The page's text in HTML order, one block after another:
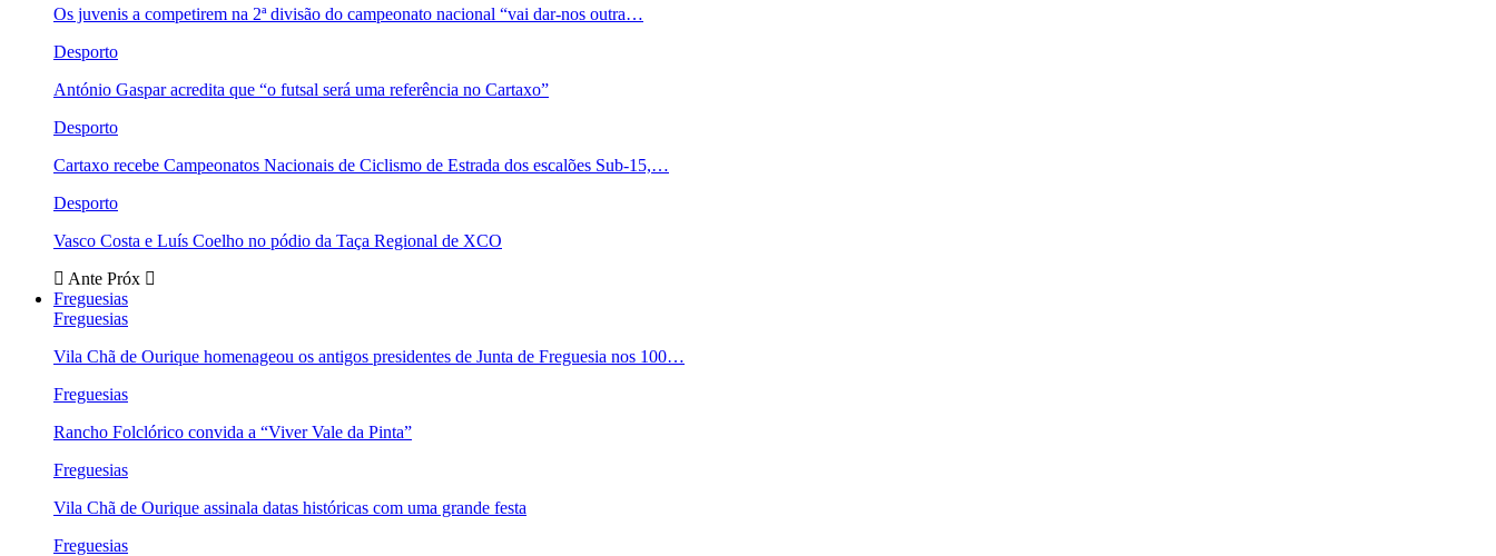
Os juvenis a competirem na 2ª divisão do campeonato nacional “vai dar-nos outra…
Desporto
António Gaspar acredita que “o futsal será uma referência no Cartaxo”
Desporto
Cartaxo recebe Campeonatos Nacionais de Ciclismo de Estrada dos escalões Sub-15,…
Desporto
Vasco Costa e Luís Coelho no pódio da Taça Regional de XCO
Ante Próx
Freguesias
Freguesias
Vila Chã de Ourique homenageou os antigos presidentes de Junta de Freguesia nos 100…
Freguesias
Rancho Folclórico convida a “Viver Vale da Pinta”
Freguesias
Vila Chã de Ourique assinala datas históricas com uma grande festa
Freguesias